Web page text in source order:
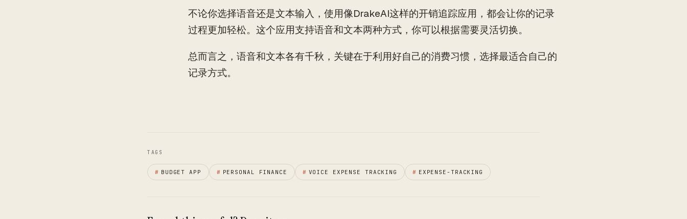
不论你选择语音还是文本输入，使用像DrakeAI这样的开销追踪应用，都会让你的记录
过程更加轻松。这个应用支持语音和文本两种方式，你可以根据需要灵活切换。
总而言之，语音和文本各有千秋，关键在于利用好自己的消费习惯，选择最适合自己的
记录方式。
TAGS
# BUDGET APP # PERSONAL FINANCE # VOICE EXPENSE TRACKING # EXPENSE-TRACKING